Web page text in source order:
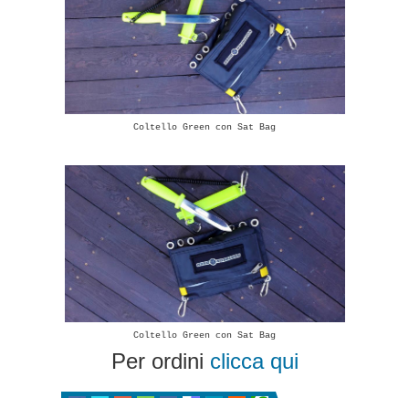
Coltello Green con Sat Bag
Coltello Green con Sat Bag
Per ordini clicca qui